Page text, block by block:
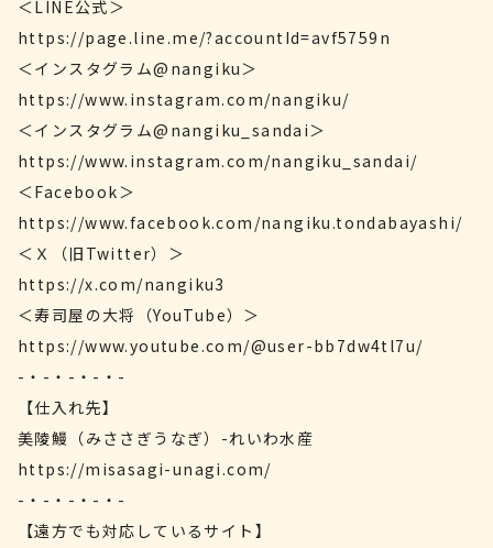
＜LINE公式＞
https://page.line.me/?accountId=avf5759n
＜インスタグラム@nangiku＞
https://www.instagram.com/nangiku/
＜インスタグラム@nangiku_sandai＞
https://www.instagram.com/nangiku_sandai/
＜Facebook＞
https://www.facebook.com/nangiku.tondabayashi/
＜Ｘ（旧Twitter）＞
https://x.com/nangiku3
＜寿司屋の大将（YouTube）＞
https://www.youtube.com/@user-bb7dw4tl7u/
-・-・-・-・-
【仕入れ先】
美陵鰻（みささぎうなぎ）-れいわ水産
https://misasagi-unagi.com/
-・-・-・-・-
【遠方でも対応しているサイト】